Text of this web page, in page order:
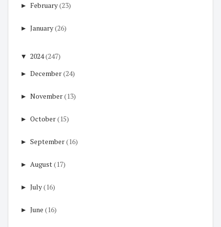
► February(23)
► January(26)
▼ 2024(247)
► December(24)
► November(13)
► October(15)
► September(16)
► August(17)
► July(16)
► June (16)